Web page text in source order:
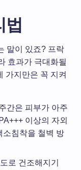
법
말이 있죠? 프락
효과가 극대화될
가지만은 꼭 지켜
간은 피부가 아주
이상의 자외
소침착을 철벽 방
로 건조해지기